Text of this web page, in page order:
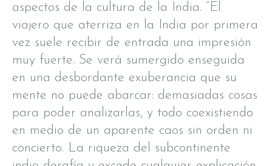
aspectos de la cultura de la India. “El
viajero que aterriza en la India por primera
vez suele recibir de entrada una impresión
muy fuerte. Se verá sumergido enseguida
en una desbordante exuberancia que su
mente no puede abarcar: demasiadas cosas
para poder analizarlas, y todo coexistiendo
en medio de un aparente caos sin orden ni
concierto. La riqueza del subcontinente